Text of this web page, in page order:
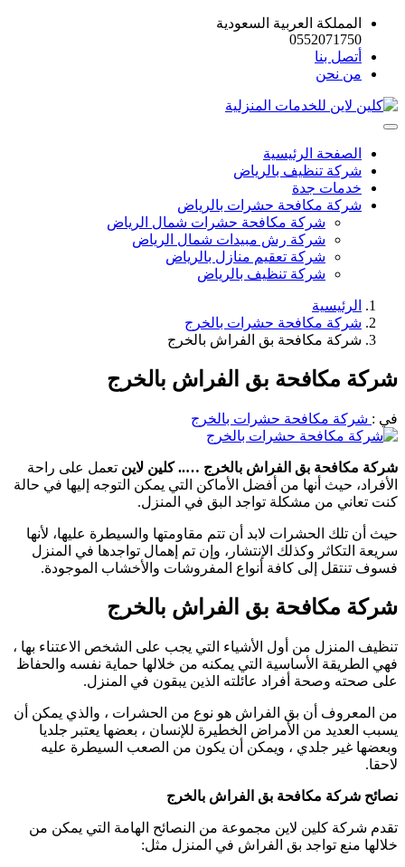
المملكة العربية السعودية
0552071750
أتصل بنا
من نحن
الصفحة الرئيسية
شركة تنظيف بالرياض
خدمات جدة
شركة مكافحة حشرات بالرياض
شركة مكافحة حشرات شمال الرياض
شركة رش مبيدات شمال الرياض
شركة تعقيم منازل بالرياض
شركة تنظيف بالرياض
الرئيسية
شركة مكافحة حشرات بالخرج
شركة مكافحة بق الفراش بالخرج
شركة مكافحة بق الفراش بالخرج
في : شركة مكافحة حشرات بالخرج
شركة مكافحة بق الفراش بالخرج ….. كلين لاين تعمل على راحة
الأفراد، حيث أنها من أفضل الأماكن التي يمكن التوجه إليها في حالة
كنت تعاني من مشكلة تواجد البق في المنزل.
حيث أن تلك الحشرات لابد أن تتم مقاومتها والسيطرة عليها، لأنها
سريعة التكاثر وكذلك الإنتشار، وإن تم إهمال تواجدها في المنزل
فسوف تنتقل إلى كافة أنواع المفروشات والأخشاب الموجودة.
شركة مكافحة بق الفراش بالخرج
تنظيف المنزل من أول الأشياء التي يجب على الشخص الاعتناء بها ،
فهي الطريقة الأساسية التي يمكنه من خلالها حماية نفسه والحفاظ
على صحته وصحة أفراد عائلته الذين يبقون في المنزل.
من المعروف أن بق الفراش هو نوع من الحشرات ، والذي يمكن أن
يسبب العديد من الأمراض الخطيرة للإنسان ، بعضها يعتبر جلديا
وبعضها غير جلدي ، ويمكن أن يكون من الصعب السيطرة عليه
لاحقا.
نصائح شركة مكافحة بق الفراش بالخرج
تقدم شركة كلين لاين مجموعة من النصائح الهامة التي يمكن من
خلالها منع تواجد بق الفراش في المنزل مثل: